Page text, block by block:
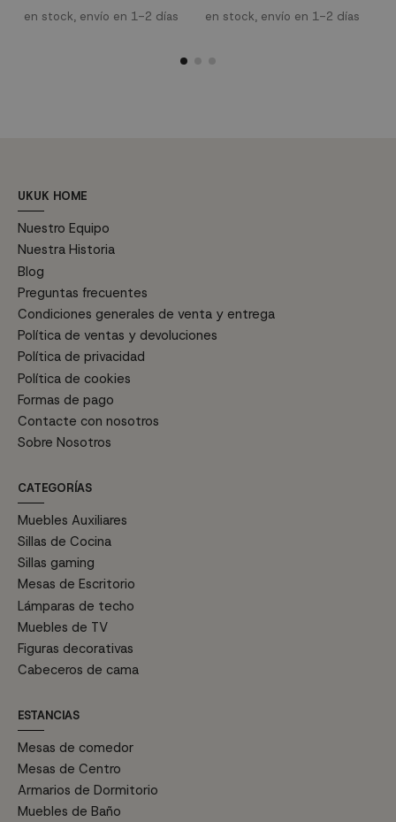
capacidad de extenderse hasta
40 cm la convierte en la
respuesta a tus necesidades de
en stock, envío en 1-2 días
estructura de madera con
asiento y respaldo en color
en stock, envío en 1-2 días
UKUK HOME
Nuestro Equipo
Nuestra Historia
Blog
Preguntas frecuentes
Condiciones generales de venta y entrega
Política de ventas y devoluciones
Política de privacidad
Política de cookies
Formas de pago
Contacte con nosotros
Sobre Nosotros
CATEGORÍAS
Muebles Auxiliares
Sillas de Cocina
Sillas gaming
Mesas de Escritorio
Lámparas de techo
Muebles de TV
Figuras decorativas
Cabeceros de cama
ESTANCIAS
Mesas de comedor
Mesas de Centro
Armarios de Dormitorio
Muebles de Baño